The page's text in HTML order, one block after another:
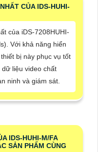
CỦA IDS-HUHI-
của iDS-7208HUHI-
Với khả năng hiển
bị này phục vụ tốt
liệu video chất
ninh và giám sát.
IDS-HUHI-M/FA
SẢN PHẨM CÙNG